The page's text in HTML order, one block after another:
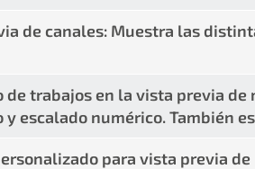
de canales: Muestra las
de trabajos en la vista previa
escalado numérico. También
para vista previa